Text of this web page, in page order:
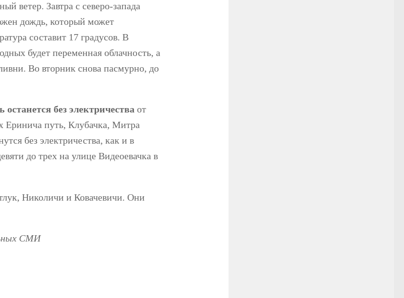
ветер. Завтра с северо-запада
дождь, который может
составит 17 градусов. В
будет переменная облачность, а
Во вторник снова пасмурно, до
без электричества от
Еринича путь, Клубачка, Митра
без электричества, как и в
до трех на улице Видеоевачка в
Николичи и Ковачевичи. Они
СМИ